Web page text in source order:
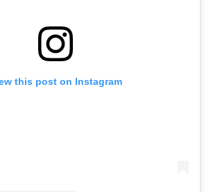
this post on Instagram